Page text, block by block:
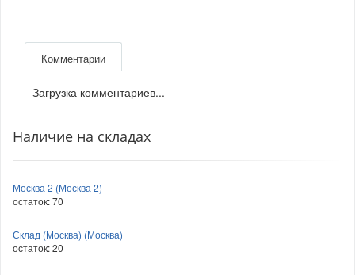
Комментарии
Загрузка комментариев...
Наличие на складах
Москва 2 (Москва 2)
остаток:70
Склад (Москва) (Москва)
остаток:20